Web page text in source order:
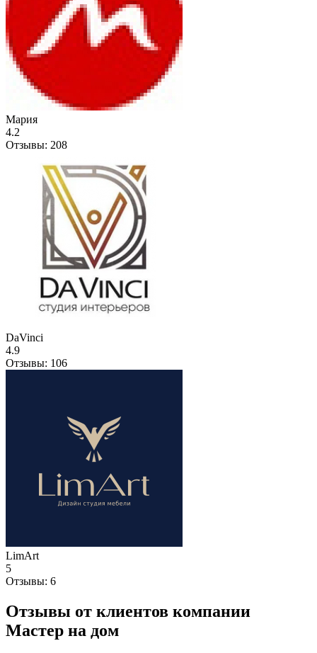
Мария
4.2
Отзывы: 208
DaVinci
4.9
Отзывы: 106
LimArt
5
Отзывы: 6
Отзывы от клиентов компании
Мастер на дом